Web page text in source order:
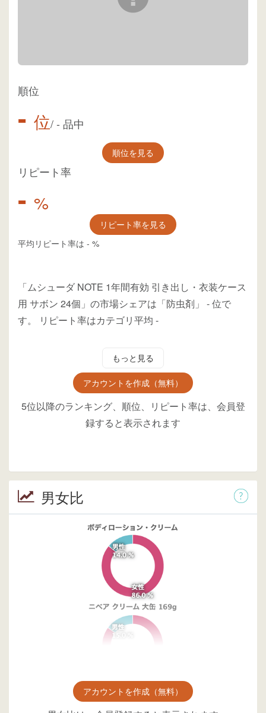
順位
- 位/- 品中
順位を見る
リピート率
- %
リピート率を見る
平均リピート率は - %
「ムシューダ NOTE 1年間有効 引き出し・衣装ケース
用 サボン 24個」の市場シェアは「防虫剤」 -位で
す。
リピート率はカテゴリ平均 -
もっと見る
アカウントを作成（無料）
5位以降のランキング、順位、リピート率は、会員登
録すると表示されます
男女比
アカウントを作成（無料）